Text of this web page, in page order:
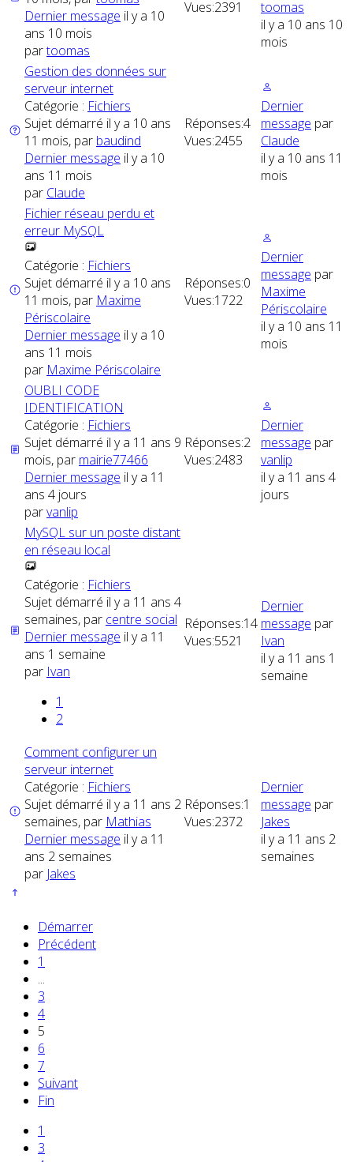
Dernier message il y a 10
ans 10 mois
partoomas
Vues:2391
toomas
il y a 10 ans 10
mois
Gestion des données sur
serveur internet
Catégorie : Fichiers
Sujet démarré il y a 10 ans
11 mois, par baudind
Dernier message il y a 10
ans 11 mois
par Claude
Réponses:4
Vues:2455
Dernier
message par
Claude
il y a 10 ans 11
mois
Fichier réseau perdu et
erreur MySQL
Catégorie : Fichiers
Sujet démarré il y a 10 ans
11 mois, par Maxime
Périscolaire
Dernier message il y a 10
ans 11 mois
par Maxime Périscolaire
Réponses:0
Vues:1722
Dernier
message par
Maxime
Périscolaire
il y a 10 ans 11
mois
OUBLI CODE
IDENTIFICATION
Catégorie : Fichiers
Sujet démarré il y a 11 ans 9
mois, par mairie77466
Dernier message il y a 11
ans 4 jours
parvanlip
Réponses:2
Vues:2483
Dernier
message par
vanlip
il y a 11 ans 4
jours
MySQL sur un poste distant
en réseau local
Catégorie : Fichiers
Sujet démarré il y a 11 ans 4
semaines, par centre social
Dernier message il y a 11
ans 1 semaine
par Ivan
1
2
Réponses:14
Vues:5521
Dernier
message par
Ivan
il y a 11 ans 1
semaine
Comment configurer un
serveur internet
Catégorie : Fichiers
Sujet démarré il y a 11 ans 2
semaines, par Mathias
Dernier message il y a 11
ans 2 semaines
par Jakes
Réponses:1
Vues:2372
Dernier
message par
Jakes
il y a 11 ans 2
semaines
Démarrer
Précédent
1
...
3
4
5
6
7
Suivant
Fin
1
3